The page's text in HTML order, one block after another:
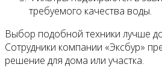
требуемого качества воды.
Выбор подобной техники лучше
Сотрудники компании «Эксбур»
решение для дома или участка.